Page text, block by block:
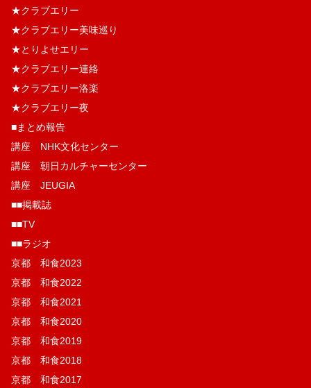
★クラブエリー
★クラブエリー美味巡り
★とりよせエリー
★クラブエリー連絡
★クラブエリー洛楽
★クラブエリー夜
■まとめ報告
講座 NHK文化センター
講座 朝日カルチャーセンター
講座 JEUGIA
■■掲載誌
■■TV
■■ラジオ
京都 和食2023
京都 和食2022
京都 和食2021
京都 和食2020
京都 和食2019
京都 和食2018
京都 和食2017